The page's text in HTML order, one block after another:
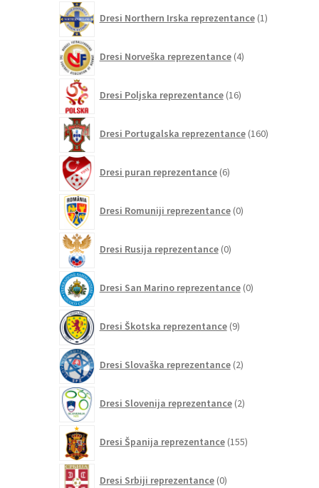
Dresi Northern Irska reprezentance 1izdelek
Dresi Norveška reprezentance 4izdelki
Dresi Poljska reprezentance 16izdelkov
Dresi Portugalska reprezentance 160izdelkov
Dresi puran reprezentance 6izdelkov
Dresi Romuniji reprezentance 0izdelkov
Dresi Rusija reprezentance 0izdelkov
Dresi San Marino reprezentance 0izdelkov
Dresi Škotska reprezentance 9izdelkov
Dresi Slovaška reprezentance 2izdelka
Dresi Slovenija reprezentance 2izdelka
Dresi Španija reprezentance 155izdelkov
Dresi Srbiji reprezentance 0